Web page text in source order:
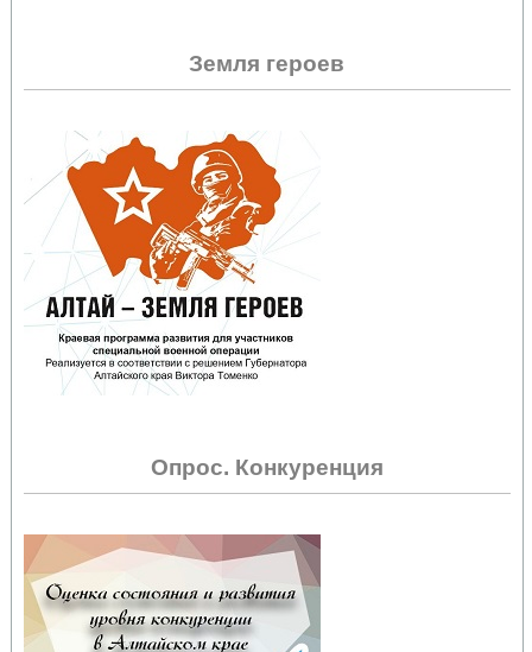
Земля героев
Опрос. Конкуренция